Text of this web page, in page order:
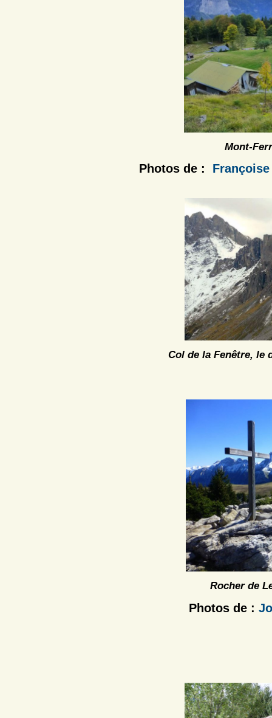
Mont-
Photos de :
Col de la Fenêtre, le
Rocher de
Photos de :